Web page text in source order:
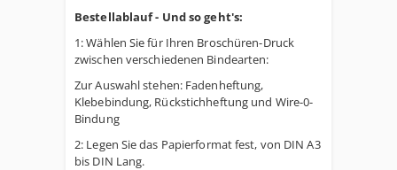
Bestellablauf - Und so geht's:
1: Wählen Sie für Ihren Broschüren-Druck
zwischen verschiedenen Bindearten:
Zur Auswahl stehen: Fadenheftung,
Klebebindung, Rückstichheftung und Wire-0-
Bindung
2: Legen Sie das Papierformat fest, von DIN A3
bis DIN Lang.